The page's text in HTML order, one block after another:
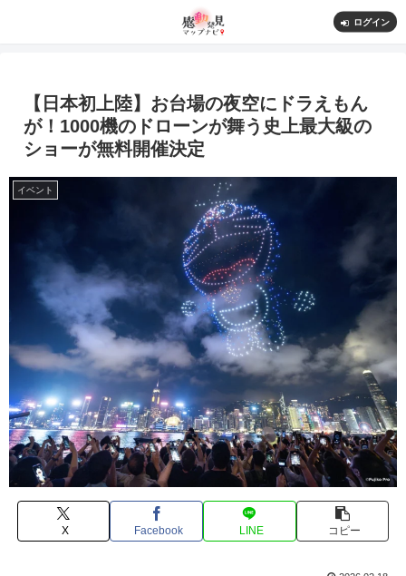
ログイン
【日本初上陸】お台場の夜空にドラえもん
が！1000機のドローンが舞う史上最大級の
ショーが無料開催決定
イベント
X Facebook LINE コピー